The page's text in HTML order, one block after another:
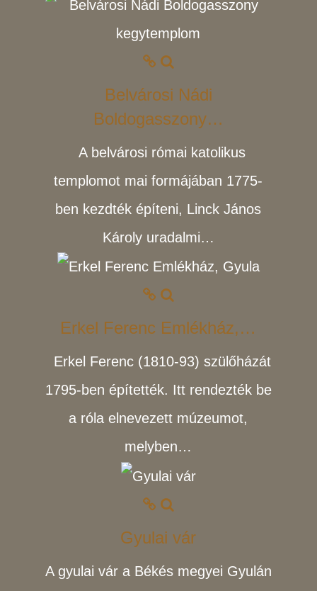
Belvárosi Nádi
Boldogasszony…
A belvárosi római katolikus
templomot mai formájában 1775-
ben kezdték építeni, Linck János
Károly uradalmi…
Erkel Ferenc Emlékház,…
Erkel Ferenc (1810-93) szülőházát
1795-ben építették. Itt rendezték be
a róla elnevezett múzeumot,
melyben…
Gyulai vár
A gyulai vár a Békés megyei Gyulán